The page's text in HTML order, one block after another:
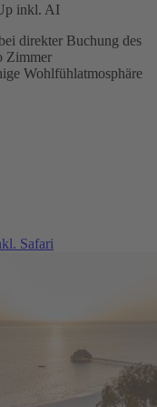
inkl. AI
direkter Buchung des
Zimmer
Wohlfühlatmosphäre
Safari